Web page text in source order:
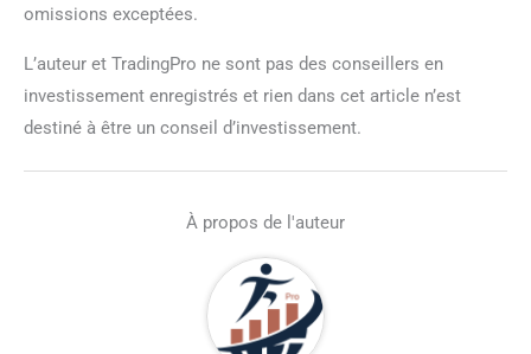
omissions exceptées.
L’auteur et TradingPro ne sont pas des conseillers en
investissement enregistrés et rien dans cet article n’est
destiné à être un conseil d’investissement.
À propos de l'auteur